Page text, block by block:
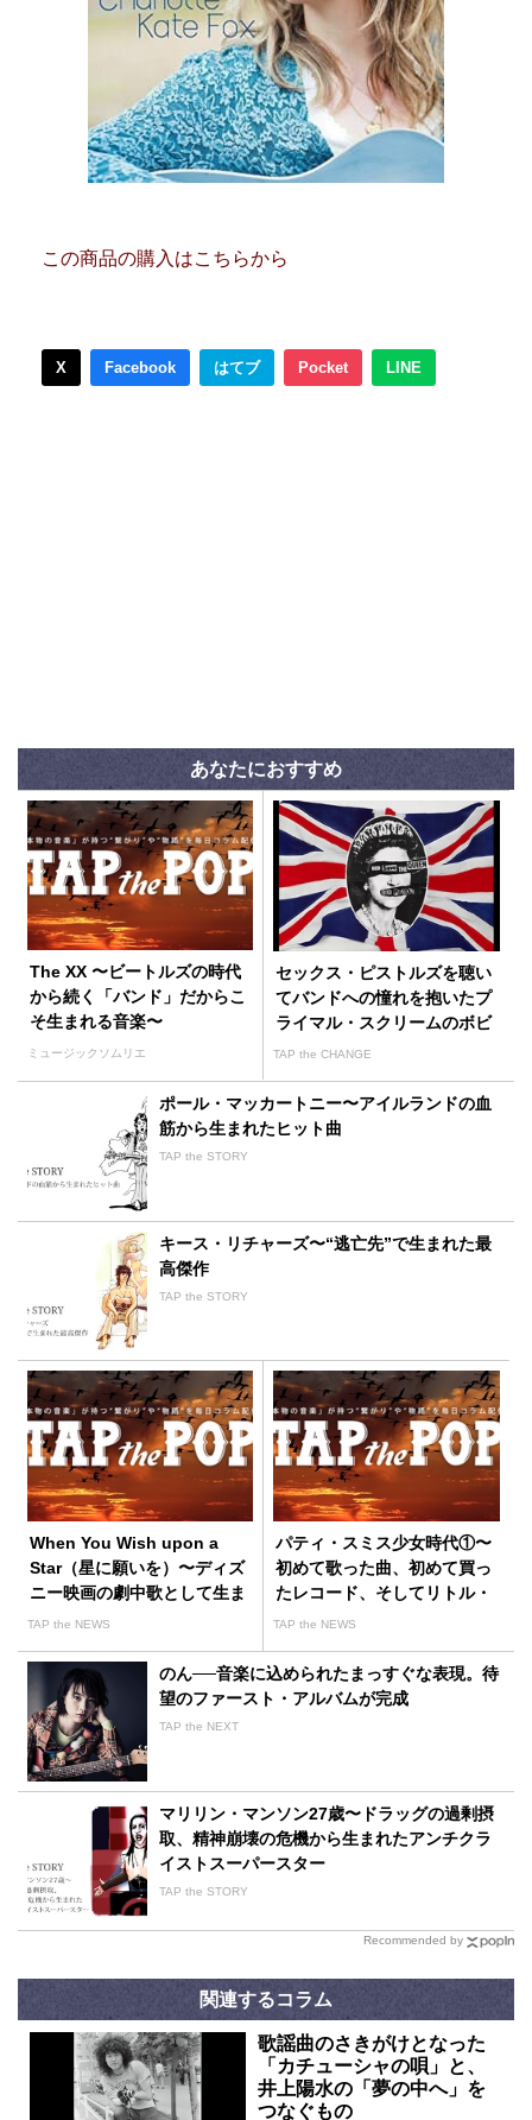
この商品の購入はこちらから
X Facebook はてブ Pocket LINE
あなたにおすすめ
The XX 〜ビートルズの時代
から続く「バンド」だからこ
そ生まれる音楽〜
ミュージックソムリエ
セックス・ピストルズを聴い
てバンドへの憧れを抱いたプ
ライマル・スクリームのボビ
ー・ギレスピー
TAP the CHANGE
ポール・マッカートニー〜アイルランドの血
筋から生まれたヒット曲
TAP the STORY
キース・リチャーズ〜“逃亡先”で生まれた最
高傑作
TAP the STORY
When You Wish upon a
Star（星に願いを）〜ディズ
ニー映画の劇中歌として生ま
れた世界で最も有名なスタン
TAP the NEWS
パティ・スミス少女時代①〜
初めて歌った曲、初めて買っ
たレコード、そしてリトル・
リチャードの衝撃
TAP the NEWS
のん──音楽に込められたまっすぐな表現。待
望のファースト・アルバムが完成
TAP the NEXT
マリリン・マンソン27歳〜ドラッグの過剰摂
取、精神崩壊の危機から生まれたアンチクラ
イストスーパースター
TAP the STORY
Recommended by
関連するコラム
歌謡曲のさきがけとなった
「カチューシャの唄」と、
井上陽水の「夢の中へ」を
つなぐもの